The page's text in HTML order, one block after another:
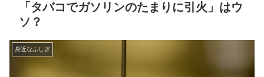
「タバコでガソリンのたまりに引火」はウ
ソ？
身近なふしぎ